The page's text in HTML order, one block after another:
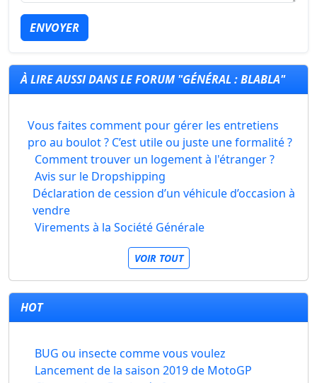
ENVOYER
À LIRE AUSSI DANS LE FORUM "GÉNÉRAL : BLABLA"
Vous faites comment pour gérer les entretiens
pro au boulot ? C’est utile ou juste une formalité ?
Comment trouver un logement à l'étranger ?
Avis sur le Dropshipping
Déclaration de cession d’un véhicule d’occasion à
vendre
Virements à la Société Générale
VOIR TOUT
HOT
BUG ou insecte comme vous voulez
Lancement de la saison 2019 de MotoGP